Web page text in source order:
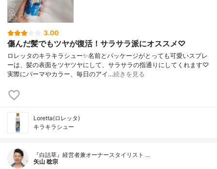
3.00
傷んだ髪でもツヤが復活！サラサラ派にオススメ♡
ロレッタのキラキラシュー✨名前とパッケージがとっても可愛いスプレ
ーは、髪の表面をツヤツヤにして、サラサラの指通りにしてくれます♡
実際にパーマやカラー、毎日のアイ…続きを見る
Loretta(ロレッタ)
キラキラシュー
『白詰草』経営者兼オーナースタイリスト …
矢山 稔宗